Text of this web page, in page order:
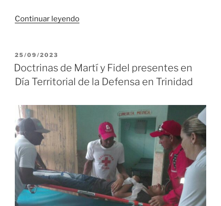
Continuar leyendo«Comienza
X
Congreso
Defensa
de
Revolución»
PUBLICADO
EL
25/09/2023
Doctrinas de Martí y Fidel presentes en
Día Territorial de la Defensa en Trinidad